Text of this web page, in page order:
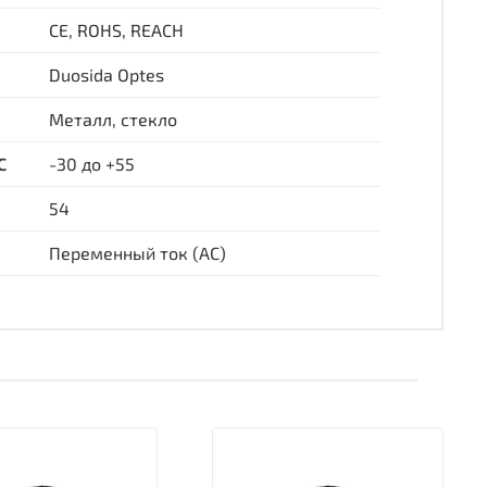
CE, ROHS, REACH
Duosida Optes
Металл, стекло
-30 до +55
54
Переменный ток (AC)